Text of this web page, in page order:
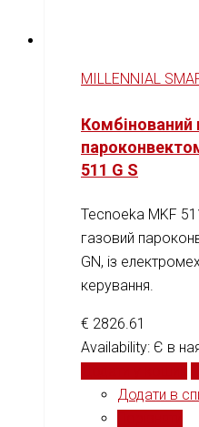
MILLENNIAL
Комбінований
511 G S
Tecnoeka MKF
газовий
GN, із
керування.
€ 2826.61
Availability: Є в
Додати в